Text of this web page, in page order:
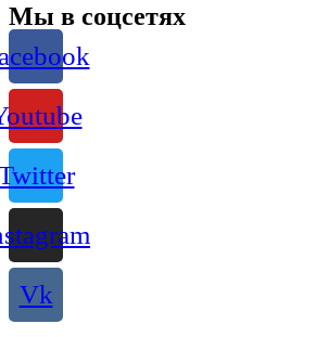
Мы в соцсетях
Vk